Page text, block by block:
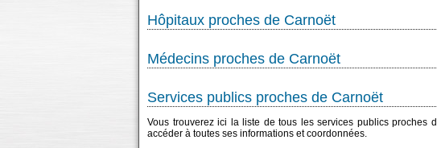
Hôpitaux proches de Carnoët
Médecins proches de Carnoët
Services publics proches de Carnoët
Vous trouverez ici la liste de tous les services publics proches
accéder à toutes ses informations et coordonnées.